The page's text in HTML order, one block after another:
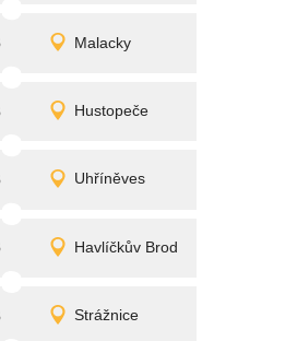
Malacky
Detail
promítání
Hustopeče
Detail
promítání
Uhříněves
Detail
promítání
Havlíčkův Brod
Detail
promítání
Strážnice
Detail
promítání